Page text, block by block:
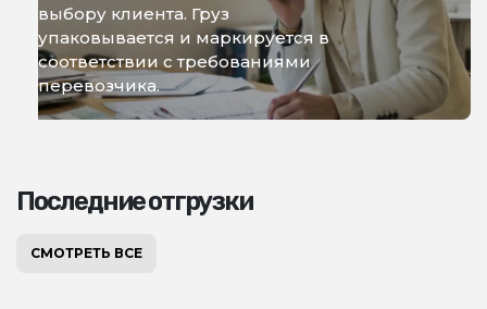
выбору клиента. Груз
упаковывается и маркируется в
соответствии с требованиями
перевозчика.
Последние отгрузки
СМОТРЕТЬ ВСЕ